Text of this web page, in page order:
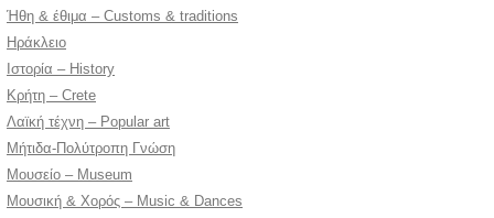
Ήθη & έθιμα – Customs & traditions
Ηράκλειο
Ιστορία – History
Κρήτη – Crete
Λαϊκή τέχνη – Popular art
Μήτιδα-Πολύτροπη Γνώση
Μουσείο – Museum
Μουσική & Χορός – Music & Dances